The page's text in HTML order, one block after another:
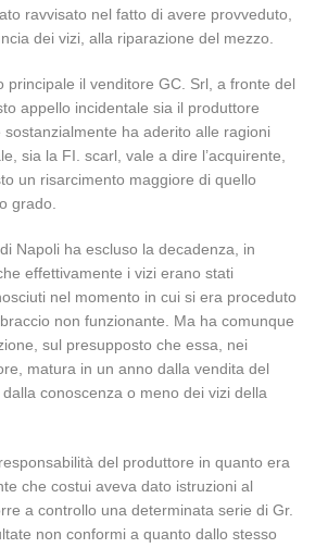
ravvisato nel fatto di avere provveduto,
dei vizi, alla riparazione del mezzo.
principale il venditore GC. Srl, a fronte del
appello incidentale sia il produttore
ha aderito alle ragioni
sia la FI. scarl, vale a dire l’acquirente,
un risarcimento maggiore di quello
grado.
Napoli ha escluso la decadenza, in
effettivamente i vizi erano stati
nel momento in cui si era proceduto
non funzionante. Ma ha comunque
sul presupposto che essa, nei
matura in un anno dalla vendita del
conoscenza o meno dei vizi della
del produttore in quanto era
che costui aveva dato istruzioni al
a controllo una determinata serie di Gr.
non conformi a quanto dallo stesso